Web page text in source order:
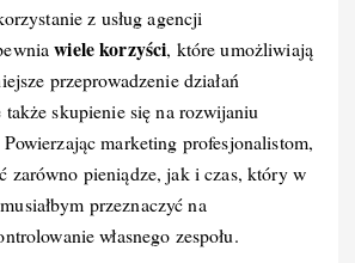
z usług agencji
wiele korzyści, które umożliwiają
przeprowadzenie działań
skupienie się na rozwijaniu
Powierzając marketing profesjonalistom,
zarówno pieniądze, jak i czas, który w
przeznaczyć na
własnego zespołu.